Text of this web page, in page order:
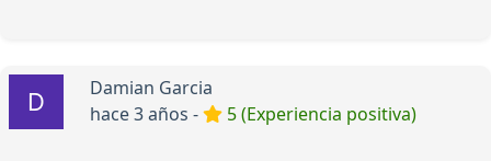
Damian Garcia
hace 3 años -
5 (Experiencia positiva)